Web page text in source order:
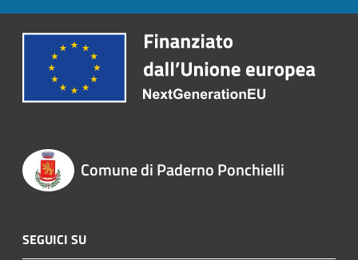
Comune di Paderno Ponchielli
SEGUICI SU